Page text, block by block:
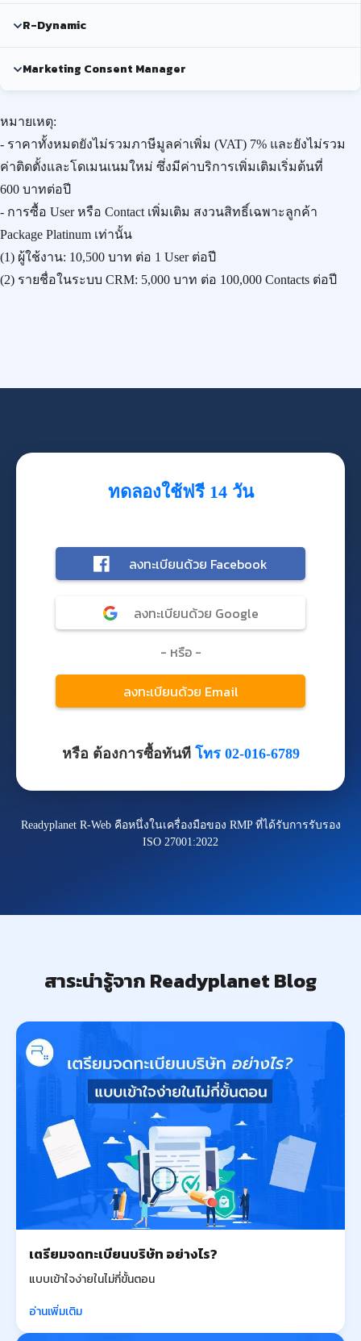
R-Dynamic
Marketing Consent Manager
หมายเหตุ:
- ราคาทั้งหมดยังไม่รวมภาษีมูลค่าเพิ่ม (VAT) 7% และยังไม่รวม
ค่าติดตั้งและโดเมนเนมใหม่ ซึ่งมีค่าบริการเพิ่มเติมเริ่มต้นที่
600 บาทต่อปี
- การซื้อ User หรือ Contact เพิ่มเติม สงวนสิทธิ์เฉพาะลูกค้า
Package Platinum เท่านั้น
(1) ผู้ใช้งาน: 10,500 บาท ต่อ 1 User ต่อปี
(2) รายชื่อในระบบ CRM: 5,000 บาท ต่อ 100,000 Contacts ต่อปี
ทดลองใช้ฟรี 14 วัน
หรือ ต้องการซื้อทันที โทร 02-016-6789
Readyplanet R-Web คือหนึ่งในเครื่องมือของ RMP ที่ได้รับการรับรอง
ISO 27001:2022
สาระน่ารู้จาก Readyplanet Blog
เตรียมจดทะเบียนบริษัท อย่างไร?
แบบเข้าใจง่ายในไม่กี่ขั้นตอน
อ่านเพิ่มเติม